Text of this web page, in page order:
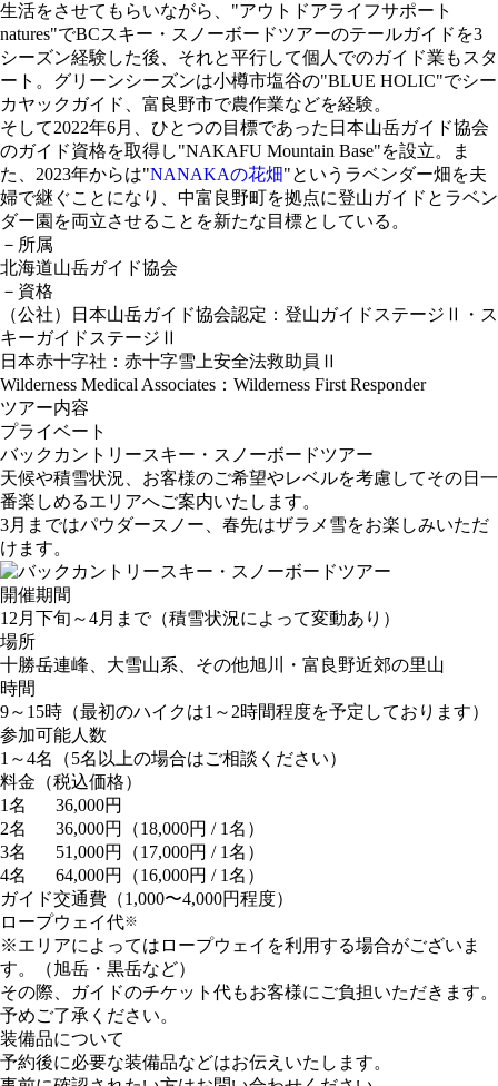
生活をさせてもらいながら、"アウトドアライフサポート
natures"でBCスキー・スノーボードツアーのテールガイドを3
シーズン経験した後、それと平行して個人でのガイド業もスタ
ート。グリーンシーズンは小樽市塩谷の"BLUE HOLIC"でシー
カヤックガイド、富良野市で農作業などを経験。
そして2022年6月、ひとつの目標であった日本山岳ガイド協会
のガイド資格を取得し"NAKAFU Mountain Base"を設立。ま
た、2023年からは"NANAKAの花畑"というラベンダー畑を夫
婦で継ぐことになり、中富良野町を拠点に登山ガイドとラベン
ダー園を両立させることを新たな目標としている。
－所属
北海道山岳ガイド協会
－資格
（公社）日本山岳ガイド協会認定：登山ガイドステージⅡ・ス
キーガイドステージⅡ
日本赤十字社：赤十字雪上安全法救助員Ⅱ
Wilderness Medical Associates：Wilderness First Responder
ツアー内容
プライベート
バックカントリースキー・スノーボードツアー
天候や積雪状況、お客様のご希望やレベルを考慮してその日一
番楽しめるエリアへご案内いたします。
3月まではパウダースノー、春先はザラメ雪をお楽しみいただ
けます。
開催期間
12月下旬～4月まで（積雪状況によって変動あり）
場所
十勝岳連峰、大雪山系、その他旭川・富良野近郊の里山
時間
9～15時 （最初のハイクは1～2時間程度を予定しております）
参加可能人数
1～4名
（5名以上の場合はご相談ください）
料金 （税込価格）
1名
36,000円
2名
36,000円
（18,000円 / 1名）
3名
51,000円
（17,000円 / 1名）
4名
64,000円
（16,000円 / 1名）
ガイド交通費 （1,000〜4,000円程度）
ロープウェイ代※
※エリアによってはロープウェイを利用する場合がございま
す。（旭岳・黒岳など）
その際、ガイドのチケット代もお客様にご負担いただきます。
予めご了承ください。
装備品について
予約後に必要な装備品などはお伝えいたします。